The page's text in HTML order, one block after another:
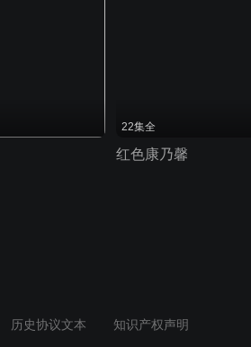
22集全
红色康乃馨
历史协议文本 知识产权声明